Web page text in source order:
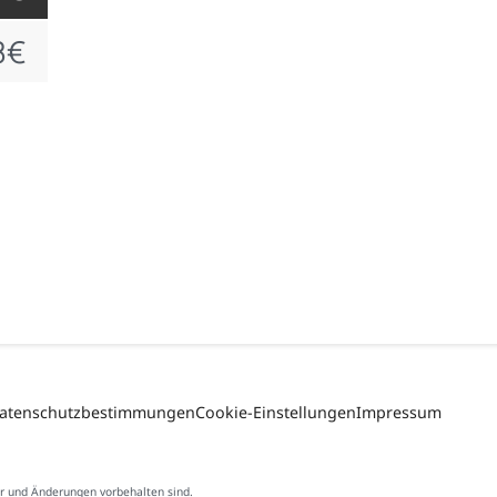
€
Cookie-EinstellungenImpressum
Änderungen vorbehalten sind.